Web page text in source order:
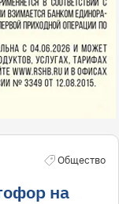
Общество
на